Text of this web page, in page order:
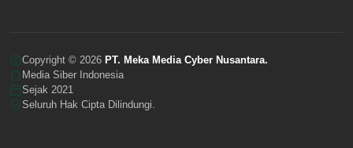
Copyright © 2026 PT. Meka Media Cyber Nusantara.
Media Siber Indonesia
Sejak 2021
Seluruh Hak Cipta Dilindungi.